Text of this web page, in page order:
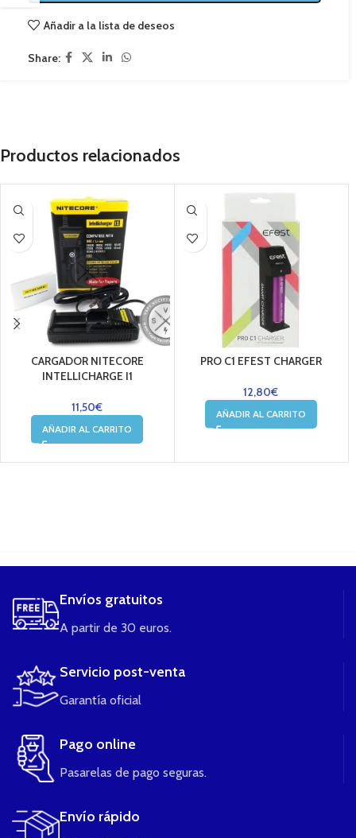
Añadir a la lista de deseos
Share:
Productos relacionados
CARGADOR NITECORE
INTELLICHARGE I1
11,50€
AÑADIR AL CARRITO
PRO C1 EFEST CHARGER
12,80€
AÑADIR AL CARRITO
Envíos gratuitos
A partir de 30 euros.
Servicio post-venta
Garantía oficial
Pago online
Pasarelas de pago seguras.
Envío rápido